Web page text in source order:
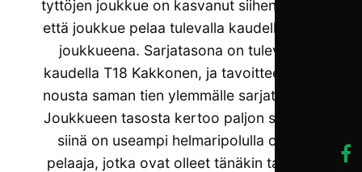
tyttöjen joukkue on kasvanut siihen ikään,
että joukkue pelaa tulevalla kaudella T18-
joukkueena. Sarjatasona on tulevalla
kaudella T18 Kakkonen, ja tavoitteena on
nousta saman tien ylemmälle sarjatasolle.
Joukkueen tasosta kertoo paljon se, että
siinä on useampi helmaripolulla oleva
pelaaja, jotka ovat olleet tänäkin talvena